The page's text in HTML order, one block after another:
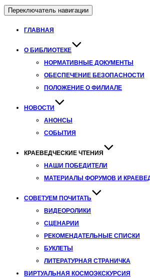
Переключатель навигации
ГЛАВНАЯ
О БИБЛИОТЕКЕ
НОРМАТИВНЫЕ ДОКУМЕНТЫ
ОБЕСПЕЧЕНИЕ БЕЗОПАСНОСТИ
ПОЛОЖЕНИЕ О ФИЛИАЛЕ
НОВОСТИ
АНОНСЫ
СОБЫТИЯ
КРАЕВЕДЧЕСКИЕ ЧТЕНИЯ
НАШИ ПОБЕДИТЕЛИ
МАТЕРИАЛЫ ФОРУМОВ И
СОВЕТУЕМ ПОЧИТАТЬ
ВИДЕОРОЛИКИ
СЦЕНАРИИ
РЕКОМЕНДАТЕЛЬНЫЕ СПИСКИ
БУКЛЕТЫ
ЛИТЕРАТУРНАЯ СТРАНИЧКА
ВИРТУАЛЬНАЯ КОСМОЭКСКУРСИЯ